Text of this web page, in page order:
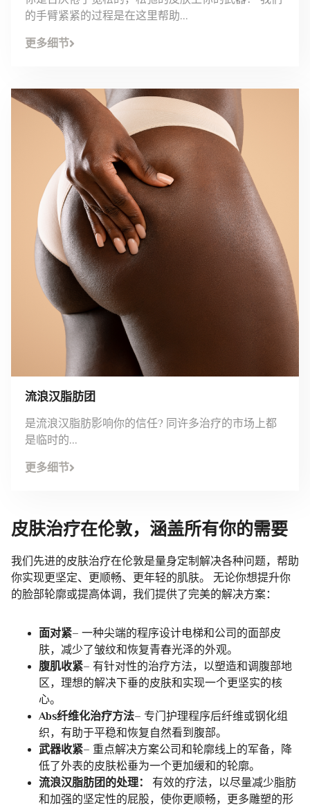
的手臂紧紧的过程是在这里帮助...
更多细节
流浪汉脂肪团
是流浪汉脂肪影响你的信任? 同许多治疗的市场上都
是临时的...
更多细节
皮肤治疗在伦敦，涵盖所有你的需要
我们先进的皮肤治疗在伦敦是量身定制解决各种问题，帮助
你实现更坚定、更顺畅、更年轻的肌肤。 无论你想提升你
的脸部轮廓或提高体调，我们提供了完美的解决方案：
面对紧– 一种尖端的程序设计电梯和公司的面部皮
肤，减少了皱纹和恢复青春光泽的外观。
腹肌收紧– 有针对性的治疗方法，以塑造和调腹部地
区，理想的解决下垂的皮肤和实现一个更坚实的核
心。
Abs纤维化治疗方法– 专门护理程序后纤维或钢化组
织，有助于平稳和恢复自然看到腹部。
武器收紧– 重点解决方案公司和轮廓线上的军备，降
低了外表的皮肤松垂为一个更加缓和的轮廓。
流浪汉脂肪团的处理：
有效的疗法，以尽量减少脂肪
和加强的坚定性的屁股，使你更顺畅，更多雕塑的形